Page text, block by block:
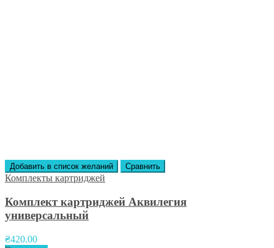
Добавить в список желаний Сравнить
Комплекты картриджей
Комплект картриджей Аквилегия
универсальный
₴420.00